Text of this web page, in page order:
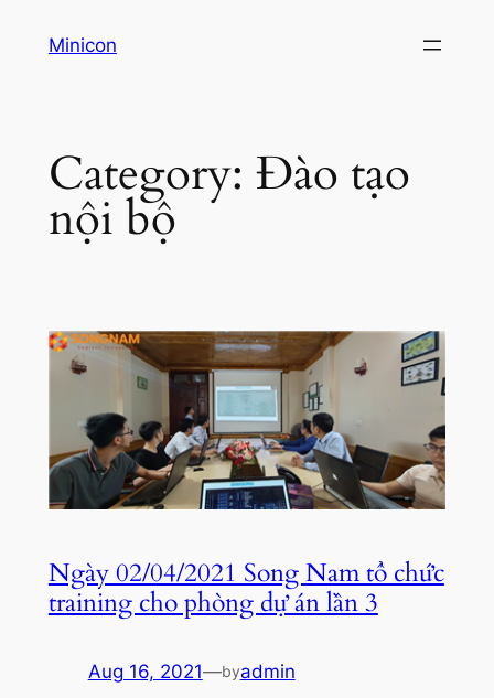
Minicon
Category: Đào tạo
nội bộ
Ngày 02/04/2021 Song Nam tổ chức
training cho phòng dự án lần 3
Aug 16, 2021—byadmin